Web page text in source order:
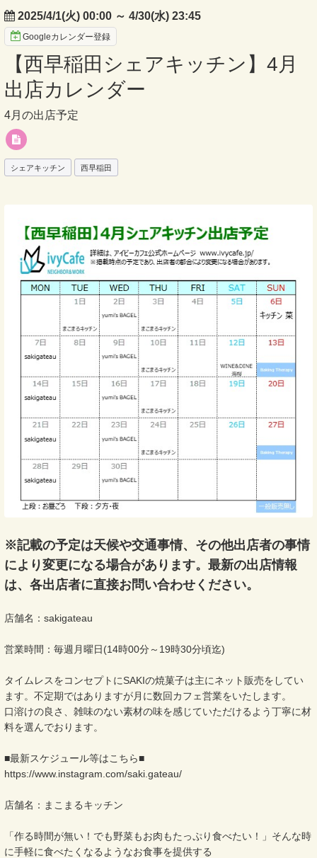
2025/4/1(火) 00:00 ～ 4/30(水) 23:45
Googleカレンダー登録
【西早稲田シェアキッチン】4月
出店カレンダー
4月の出店予定
シェアキッチン 西早稲田
※記載の予定は天候や交通事情、その他出店者の事情
により変更になる場合があります。最新の出店情報
は、各出店者に直接お問い合わせください。
店舗名：sakigateau
営業時間：毎週月曜日(14時00分～19時30分頃迄)
タイムレスをコンセプトにSAKIの焼菓子は主にネット販売をしてい
ます。不定期ではありますが月に数回カフェ営業をいたします。
口溶けの良さ、雑味のない素材の味を感じていただけるよう丁寧に材
料を選んでおります。
■最新スケジュール等はこちら■
https://www.instagram.com/saki.gateau/
店舗名：まこまるキッチン
「作る時間が無い！でも野菜もお肉もたっぷり食べたい！」そんな時
に手軽に食べたくなるようなお食事を提供する